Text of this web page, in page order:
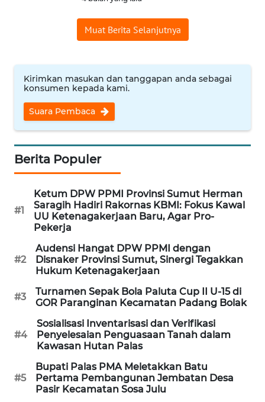
Muat Berita Selanjutnya
Kirimkan masukan dan tanggapan anda sebagai
konsumen kepada kami.
Suara Pembaca
Berita Populer
#1
Ketum DPW PPMI Provinsi Sumut Herman
Saragih Hadiri Rakornas KBMI: Fokus Kawal
UU Ketenagakerjaan Baru, Agar Pro-
Pekerja
#2
Audensi Hangat DPW PPMI dengan
Disnaker Provinsi Sumut, Sinergi Tegakkan
Hukum Ketenagakerjaan
#3
Turnamen Sepak Bola Paluta Cup II U-15 di
GOR Paranginan Kecamatan Padang Bolak
#4
Sosialisasi Inventarisasi dan Verifikasi
Penyelesaian Penguasaan Tanah dalam
Kawasan Hutan Palas
#5
Bupati Palas PMA Meletakkan Batu
Pertama Pembangunan Jembatan Desa
Pasir Kecamatan Sosa Julu
WN
PRIANGAN
TIMUR
WN
SEMARANG
WN
SOLO
WN
BOROBUDUR
WN
MADURA
WN
SURABAYA
WN
NATUNA